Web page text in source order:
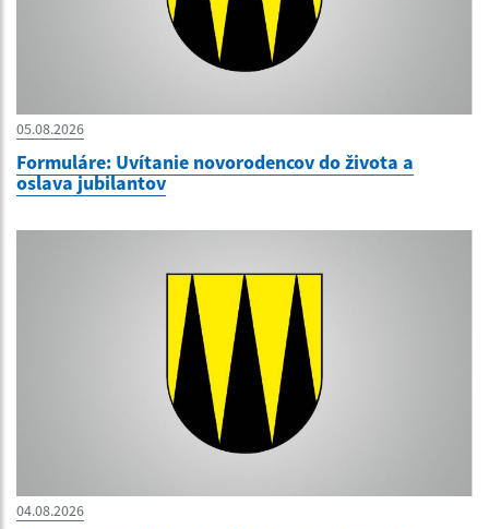
05.08.2026
Formuláre: Uvítanie novorodencov do života a
oslava jubilantov
04.08.2026